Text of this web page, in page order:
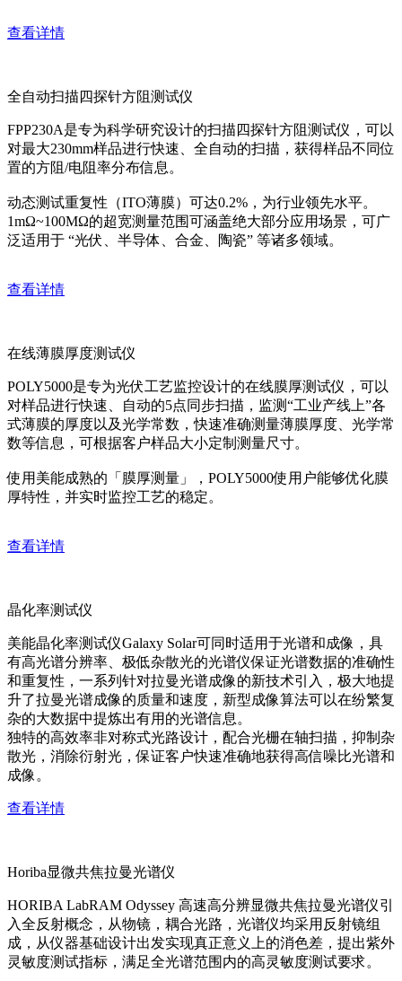
查看详情
全自动扫描四探针方阻测试仪
FPP230A是专为科学研究设计的扫描四探针方阻测试仪，可以
对最大230mm样品进行快速、全自动的扫描，获得样品不同位
置的方阻/电阻率分布信息。
动态测试重复性（ITO薄膜）可达0.2%，为行业领先水平。
1mΩ~100MΩ的超宽测量范围可涵盖绝大部分应用场景，可广
泛适用于 “光伏、半导体、合金、陶瓷” 等诸多领域。
查看详情
在线薄膜厚度测试仪
POLY5000是专为光伏工艺监控设计的在线膜厚测试仪，可以
对样品进行快速、自动的5点同步扫描，监测“工业产线上”各
式薄膜的厚度以及光学常数，快速准确测量薄膜厚度、光学常
数等信息，可根据客户样品大小定制测量尺寸。
使用美能成熟的「膜厚测量」，POLY5000使用户能够优化膜
厚特性，并实时监控工艺的稳定。
查看详情
晶化率测试仪
美能晶化率测试仪Galaxy Solar可同时适用于光谱和成像，具
有高光谱分辨率、极低杂散光的光谱仪保证光谱数据的准确性
和重复性，一系列针对拉曼光谱成像的新技术引入，极大地提
升了拉曼光谱成像的质量和速度，新型成像算法可以在纷繁复
杂的大数据中提炼出有用的光谱信息。
独特的高效率非对称式光路设计，配合光栅在轴扫描，抑制杂
散光，消除衍射光，保证客户快速准确地获得高信噪比光谱和
成像。
查看详情
Horiba显微共焦拉曼光谱仪
HORIBA LabRAM Odyssey 高速高分辨显微共焦拉曼光谱仪引
入全反射概念，从物镜，耦合光路，光谱仪均采用反射镜组
成，从仪器基础设计出发实现真正意义上的消色差，提出紫外
灵敏度测试指标，满足全光谱范围内的高灵敏度测试要求。